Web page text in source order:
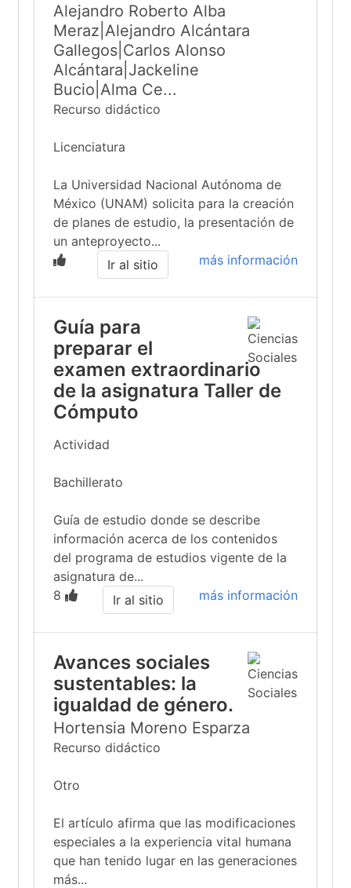
Alejandro Roberto Alba
Meraz|Alejandro Alcántara
Gallegos|Carlos Alonso
Alcántara|Jackeline
Bucio|Alma Ce...
Recurso didáctico
Licenciatura
La Universidad Nacional Autónoma de
México (UNAM) solicita para la creación
de planes de estudio, la presentación de
un anteproyecto...
más información
Ir al sitio
Guía para
preparar el
examen extraordinario
de la asignatura Taller de
Cómputo
Actividad
Bachillerato
Guía de estudio donde se describe
información acerca de los contenidos
del programa de estudios vigente de la
asignatura de...
8
más información
Ir al sitio
Avances sociales
sustentables: la
igualdad de género.
Hortensia Moreno Esparza
Recurso didáctico
Otro
El artículo afirma que las modificaciones
especiales a la experiencia vital humana
que han tenido lugar en las generaciones
más...